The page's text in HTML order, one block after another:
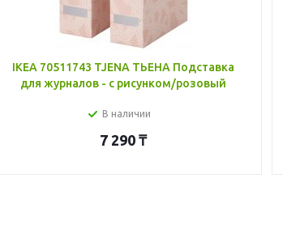
IKEA 70511743 TJENA ТЬЕНА Подставка
для журналов - с рисунком/розовый
В наличии
7 290₸